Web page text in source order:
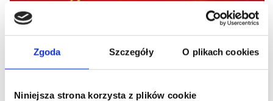
Zgoda Szczegóły O plikach cookies
Niniejsza strona korzysta z plików cookie